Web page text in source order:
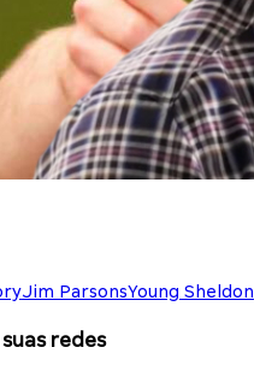
Jim ParsonsYoung Sheldon
redes